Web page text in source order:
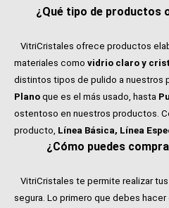
¿Qué tipo de productos
VitriCristales ofrece productos
materiales como vidrio claro y
distintos tipos de pulido a nuestros
Plano que es el más usado, hasta
ostentoso en nuestros productos.
producto, Línea Básica, Línea
¿Cómo puedes
VitriCristales te permite realizar
segura. Lo primero que debes